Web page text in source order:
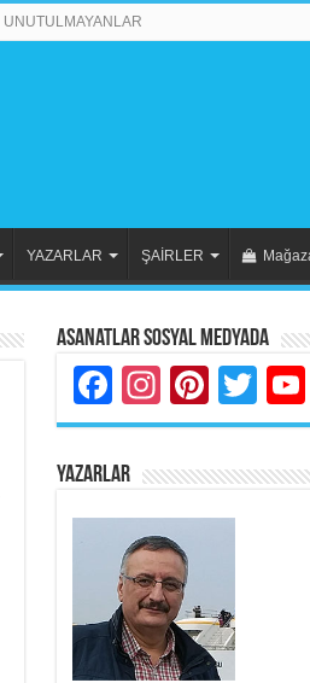
UNUTULMAYANLAR
YAZARLAR ŞAİRLER
Asanatlar Sosyal Medyada
Facebook
YAZARLAR